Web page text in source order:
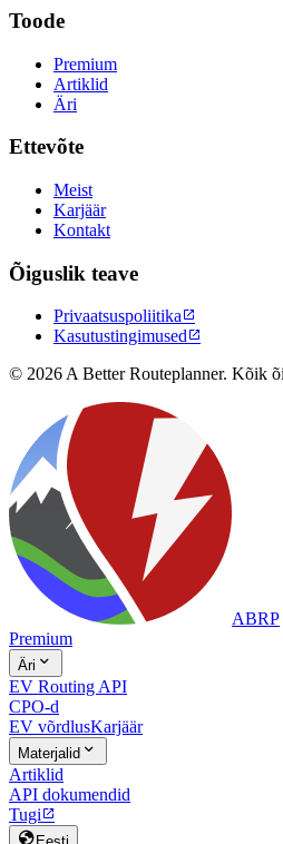
Toode
Premium
Artiklid
Äri
Ettevõte
Meist
Karjäär
Kontakt
Õiguslik teave
Privaatsuspoliitika
Kasutustingimused
© 2026 A Better Routeplanner. Kõik
ABRP
Premium
Äri 
EV Routing API
CPO-d
EV võrdlusKarjäär
Materjalid 
Artiklid
API dokumendid
Tugi
